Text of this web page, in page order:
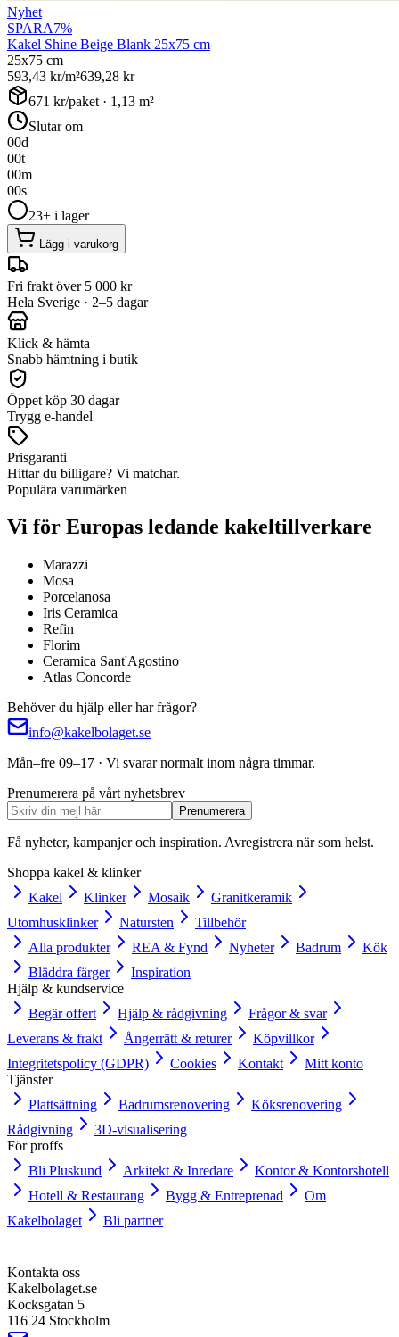
Nyhet
SPARA7%
Kakel Shine Beige Blank 25x75 cm
25x75 cm
593,43 kr/m²639,28 kr
671 kr/paket · 1,13 m²
Slutar om
00d
00t
00m
00s
23+ i lager
Lägg i varukorg
Fri frakt över 5 000 kr
Hela Sverige · 2–5 dagar
Klick & hämta
Snabb hämtning i butik
Öppet köp 30 dagar
Trygg e-handel
Prisgaranti
Hittar du billigare? Vi matchar.
Populära varumärken
Vi för Europas ledande kakeltillverkare
Marazzi
Mosa
Porcelanosa
Iris Ceramica
Refin
Florim
Ceramica Sant'Agostino
Atlas Concorde
Behöver du hjälp eller har frågor?
info@kakelbolaget.se
Mån–fre 09–17 · Vi svarar normalt inom några timmar.
Prenumerera på vårt nyhetsbrev
Prenumerera
Få nyheter, kampanjer och inspiration. Avregistrera när som helst.
Shoppa kakel & klinker
Kakel
Klinker Mosaik
Granitkeramik
Utomhusklinker
Natursten
Tillbehör
Alla produkter
REA & Fynd Nyheter Badrum
Kök
Bläddra färger
Inspiration
Hjälp & kundservice
Begär offert
Hjälp & rådgivning
Frågor & svar
Leverans & frakt
Ångerrätt & returer
Köpvillkor
Integritetspolicy (GDPR)
Cookies Kontakt
Mitt konto
Tjänster
Plattsättning
Badrumsrenovering
Köksrenovering
Rådgivning
3D-visualisering
För proffs
Bli Pluskund
Arkitekt & Inredare
Kontor & Kontorshotell
Hotell & Restaurang
Bygg & Entreprenad
Om
Kakelbolaget
Bli partner
Kontakta oss
Kakelbolaget.se
Kocksgatan 5
116 24 Stockholm